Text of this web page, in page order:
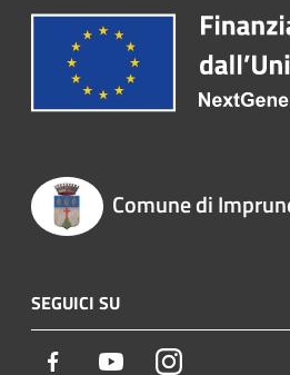
Comune di
SEGUICI SU
Facebook YoutubeInstagram